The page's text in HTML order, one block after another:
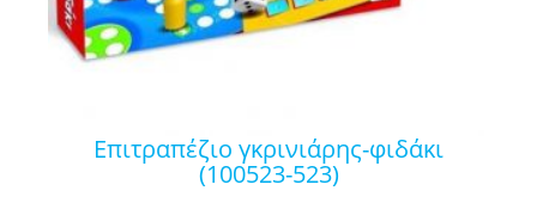
επιτραπέζιο γκρινιάρης-φιδάκι
(100523-523)